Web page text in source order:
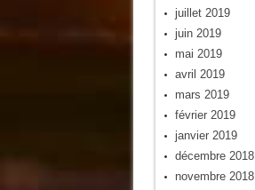
juillet 2019
juin 2019
mai 2019
avril 2019
mars 2019
février 2019
janvier 2019
décembre 2018
novembre 2018